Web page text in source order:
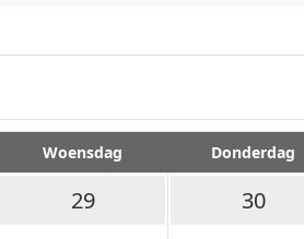
Woensdag Donderdag
29 30